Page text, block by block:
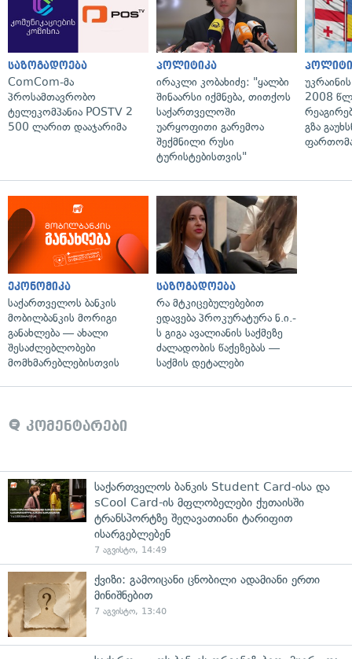
საზოგადოება
ComCom-მა
პროსამთავრობო
ტელეკომპანია POSTV 2
500 ლარით დააჯარიმა
პოლიტიკა
ირაკლი კობახიძე: "ყალბი
შინაარსი იქმნება, თითქოს
საქართველოში
უარყოფითი გარემოა
შექმნილი რუსი
ტურისტებისთვის"
2008
გზა
ეკონომიკა
საქართველოს ბანკის
მობილბანკის მორიგი
განახლება — ახალი
შესაძლებლობები
მომხმარებლებისთვის
საზოგადოება
რა მტკიცებულებებით
ედავება პროკურატურა ნ.ი.-
ს გიგა ავალიანის საქმეზე
ძალადობის წაქეზებას —
საქმის დეტალები
კომენტარები
საქართველოს ბანკის Student Card-ისა და
sCool Card-ის მფლობელები ქუთაისში
ტრანსპორტზე შეღავათიანი ტარიფით
ისარგებლებენ
7 აგვისტო, 14:49
ქვიზი: გამოიცანი ცნობილი ადამიანი ერთი
მინიშნებით
7 აგვისტო, 13:40